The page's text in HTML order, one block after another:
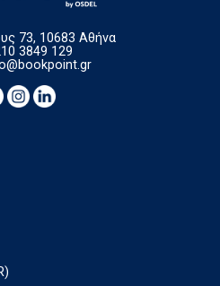
73, 10683 Αθήνα
3849 129